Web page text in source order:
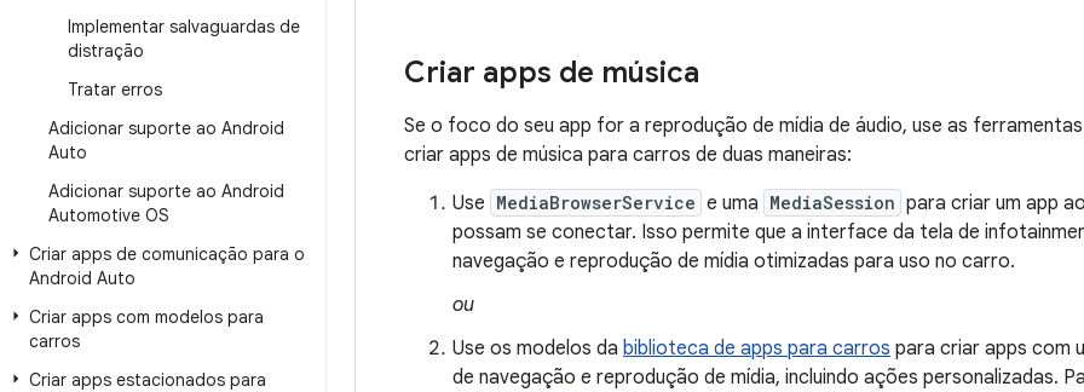
Implementar salvaguardas de
distração
Tratar erros
Adicionar suporte ao Android
Auto
Adicionar suporte ao Android
Automotive OS
Criar apps de comunicação para o
Android Auto
Criar apps com modelos para
carros
Criar apps estacionados para
Criar apps de música
Se o foco do seu app for a reprodução de mídia de áudio, use as
criar apps de música para carros de duas maneiras:
Use MediaBrowserService e uma MediaSession para criar um app
possam se conectar. Isso permite que a interface da tela de
navegação e reprodução de mídia otimizadas para uso no carro.
ou
Use os modelos da biblioteca de apps para carros para criar apps com
de navegação e reprodução de mídia, incluindo ações personalizadas.